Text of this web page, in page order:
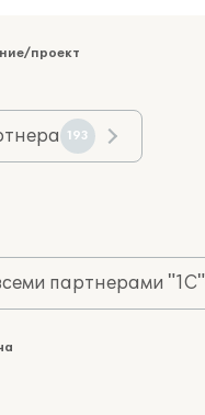
проект
193
партнерами "1С"